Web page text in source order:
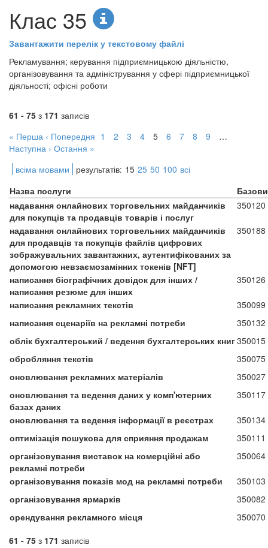
Клас 35
Завантажити перелік у текстовому файлі
Рекламування; керування підприємницькою діяльністю,
організовування та адміністрування у сфері підприємницької
діяльності; офісні роботи
61 - 75 з 171 записів
« Перша ‹ Попередня 1 2 3 4 5 6 7 8 9
…
Наступна › Остання »
всіма мовами
результатів: 15 25 50 100 всі
Назва послуги
надавання онлайнових торговельних майданчиків
для покупців та продавців товарів і послуг
350120
надавання онлайнових торговельних майданчиків
для продавців та покупців файлів цифрових
зображувальних завантажних, аутентифікованих за
допомогою невзаємозамінних токенів [NFT]
350188
написання біографічних довідок для інших /
написання резюме для інших
350126
написання рекламних текстів
350099
написання сценаріїв на рекламні потреби
350132
облік бухгалтерський / ведення бухгалтерських книг350015
обробляння текстів
350075
оновлювання рекламних матеріалів
350027
оновлювання та ведення даних у комп'ютерних
базах даних
350117
оновлювання та ведення інформації в реєстрах
350134
оптимізація пошукова для сприяння продажам
350111
організовування виставок на комерційні або
рекламні потреби
350064
організовування показів мод на рекламні потреби
350103
організовування ярмарків
350082
орендування рекламного місця
350070
61 - 75 з 171 записів